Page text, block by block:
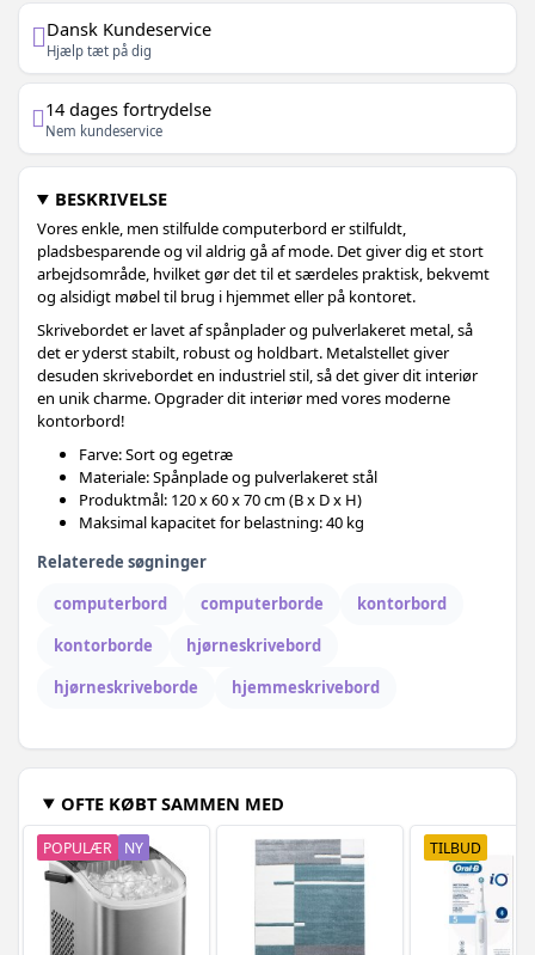
Dansk Kundeservice
Hjælp tæt på dig
14 dages fortrydelse
Nem kundeservice
BESKRIVELSE
Vores enkle, men stilfulde computerbord er stilfuldt,
pladsbesparende og vil aldrig gå af mode. Det giver dig et stort
arbejdsområde, hvilket gør det til et særdeles praktisk, bekvemt
og alsidigt møbel til brug i hjemmet eller på kontoret.
Skrivebordet er lavet af spånplader og pulverlakeret metal, så
det er yderst stabilt, robust og holdbart. Metalstellet giver
desuden skrivebordet en industriel stil, så det giver dit interiør
en unik charme. Opgrader dit interiør med vores moderne
kontorbord!
Farve: Sort og egetræ
Materiale: Spånplade og pulverlakeret stål
Produktmål: 120 x 60 x 70 cm (B x D x H)
Maksimal kapacitet for belastning: 40 kg
Relaterede søgninger
computerbord
computerborde
kontorbord
kontorborde
hjørneskrivebord
hjørneskriveborde
hjemmeskrivebord
OFTE KØBT SAMMEN MED
POPULÆR NY TILBUD